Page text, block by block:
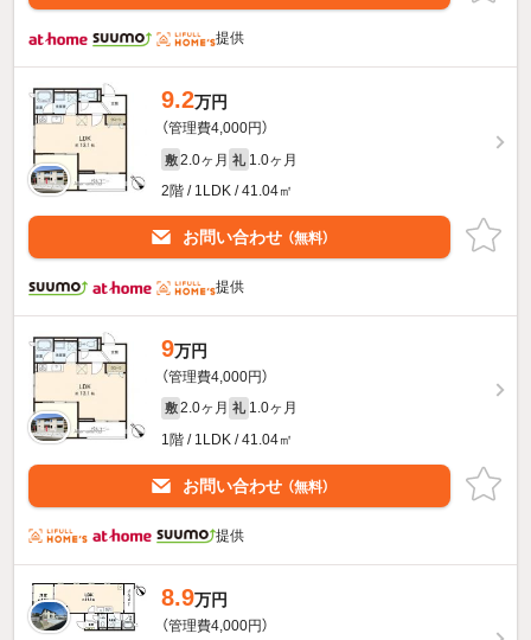
提供
9.2万円
（管理費4,000円）
敷 2.0ヶ月 礼 1.0ヶ月
2階 / 1LDK / 41.04㎡
お問い合わせ （無料）
提供
9万円
（管理費4,000円）
敷 2.0ヶ月 礼 1.0ヶ月
1階 / 1LDK / 41.04㎡
お問い合わせ （無料）
提供
8.9万円
（管理費4,000円）